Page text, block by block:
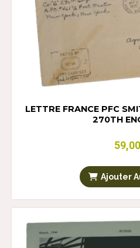
LETTRE FRANCE PFC
270TH
59,00
Ajouter